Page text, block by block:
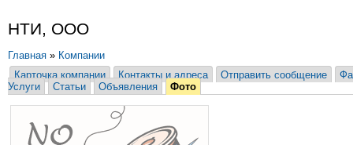
НТИ, ООО
Главная » Компании
Карточка компании
Контакты и адреса Отправить сообщение
Услуги
Статьи Объявления Фото